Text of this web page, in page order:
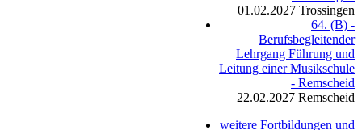
01.02.2027 Trossingen
64. (B) -
Berufsbegleitender
Lehrgang Führung und
Leitung einer Musikschule
- Remscheid
22.02.2027 Remscheid
weitere Fortbildungen und